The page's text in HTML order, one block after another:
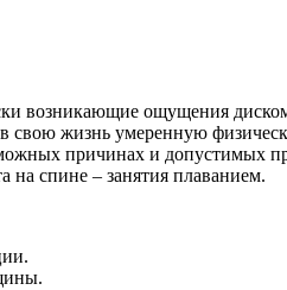
возникающие ощущения
свою жизнь умеренную
причинах и допустимых
на спине – занятия плаванием.